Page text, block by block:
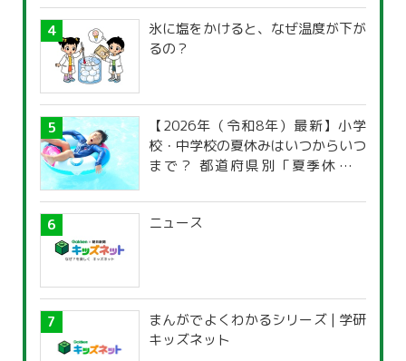
氷に塩をかけると、なぜ温度が下が
るの？
【2026年（令和8年）最新】小学
校・中学校の夏休みはいつからいつ
まで？ 都道府県別「夏季休暇一
ニュース
まんがでよくわかるシリーズ | 学研
キッズネット